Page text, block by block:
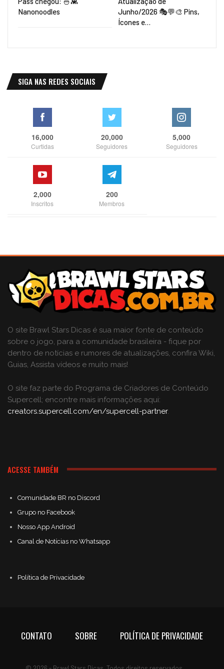
Nanonoodles
Junho/2026 🎭💬🎨 Pins,
Ícones e…
SIGA NAS REDES SOCIAIS
16,000
Curtidas
20,000
Seguidores
5,000
Seguidores
2,000
Inscritos
200
Membros
O site Brawl Stars Dicas é sua maior fonte de conteúdo
sobre o jogo, para a comunidade brasileira - fique por
dentro de notícias e rumores de atualizações, confira Wiki,
Guias, Assista vídeos e muito mais!
O site faz parte do Programa de Criadores de Conteúdo
Supercell; encontre mais informações aqui:
creators.supercell.com/en/supercell-partner.
ACESSE TAMBÉM
Comunidade BR no Discord
Grupo no Facebook
Nosso App Android
Canal de Notícias no Whatsapp
Política de Privacidade
CONTATO SOBRE POLÍTICA DE PRIVACIDADE